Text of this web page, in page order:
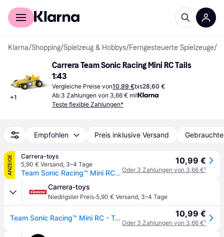
Für Shopper
Klarna/Shopping/Spielzeug & Hobbys/Ferngesteuerte Spielzeuge/
+1
Carrera Team Sonic Racing Mini RC Tails
1:43
Vergleiche Preise von10,99 €bis28,60 €
Ab 3 Zahlungen von 3,66 € mit
Teste flexible Zahlungen*
Empfohlen Preis inklusive Versand
ANZEIGE
Carrera-toys
5,90 € Versand, 3–4 Tage
Team Sonic Racing™ Mini RC - Tails 1:43
10,99 €
Oder 3 Zahlungen von 3,66 €¹
Carrera-toys
Niedrigster Preis·5,90 € Versand, 3–4 Tage
Team Sonic Racing™ Mini RC - Tails 1:43 10,99 €
Oder 3 Zahlungen von 3,66 €¹